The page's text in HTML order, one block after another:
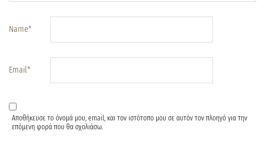
Name*
Email*
Αποθήκευσε το όνομά μου, email, και τον ιστότοπο μου σε αυτόν τον πλοηγό για την
επόμενη φορά που θα σχολιάσω.